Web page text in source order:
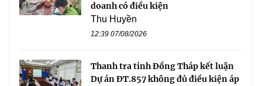
doanh có điều kiện
Thu Huyền
12:39 07/08/2026
Thanh tra tỉnh Đồng Tháp kết luận
Dự án ĐT.857 không đủ điều kiện áp